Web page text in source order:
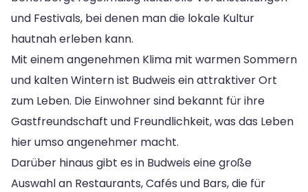
und Festivals, bei denen man die lokale Kultur
hautnah erleben kann.
Mit einem angenehmen Klima mit warmen Sommern
und kalten Wintern ist Budweis ein attraktiver Ort
zum Leben. Die Einwohner sind bekannt für ihre
Gastfreundschaft und Freundlichkeit, was das Leben
hier umso angenehmer macht.
Darüber hinaus gibt es in Budweis eine große
Auswahl an Restaurants, Cafés und Bars, die für